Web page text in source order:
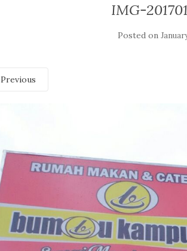
IMG-
Posted on
Previous